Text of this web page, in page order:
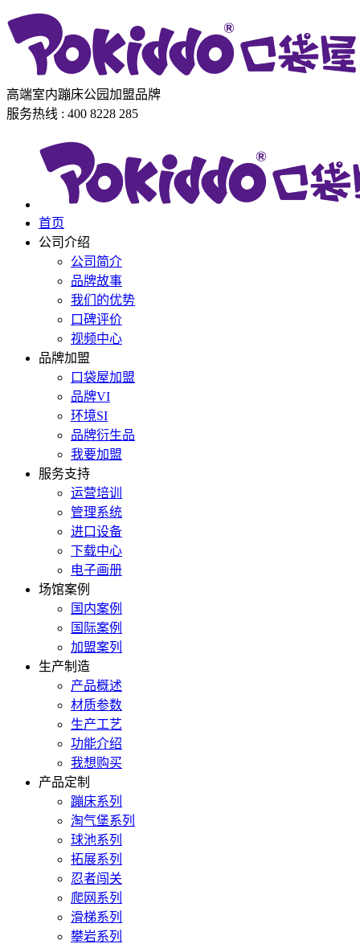
高端室内蹦床公园加盟品牌
服务热线 : 400 8228 285
首页
公司介绍
公司简介
品牌故事
我们的优势
口碑评价
视频中心
品牌加盟
口袋屋加盟
品牌VI
环境SI
品牌衍生品
我要加盟
服务支持
运营培训
管理系统
进口设备
下载中心
电子画册
场馆案例
国内案例
国际案例
加盟案列
生产制造
产品概述
材质参数
生产工艺
功能介绍
我想购买
产品定制
蹦床系列
淘气堡系列
球池系列
拓展系列
忍者闯关
爬网系列
滑梯系列
攀岩系列